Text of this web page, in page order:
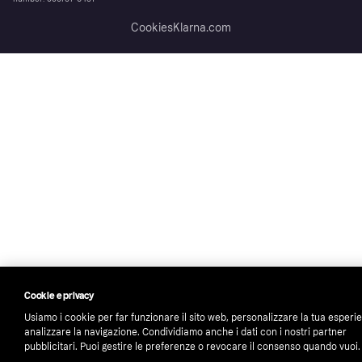
CookiesKlarna.com
Cookie e privacy
Usiamo i cookie per far funzionare il sito web, personalizzare la tua
analizzare la navigazione. Condividiamo anche i dati con i nostri partner
pubblicitari. Puoi gestire le preferenze o revocare il consenso quando vuoi.